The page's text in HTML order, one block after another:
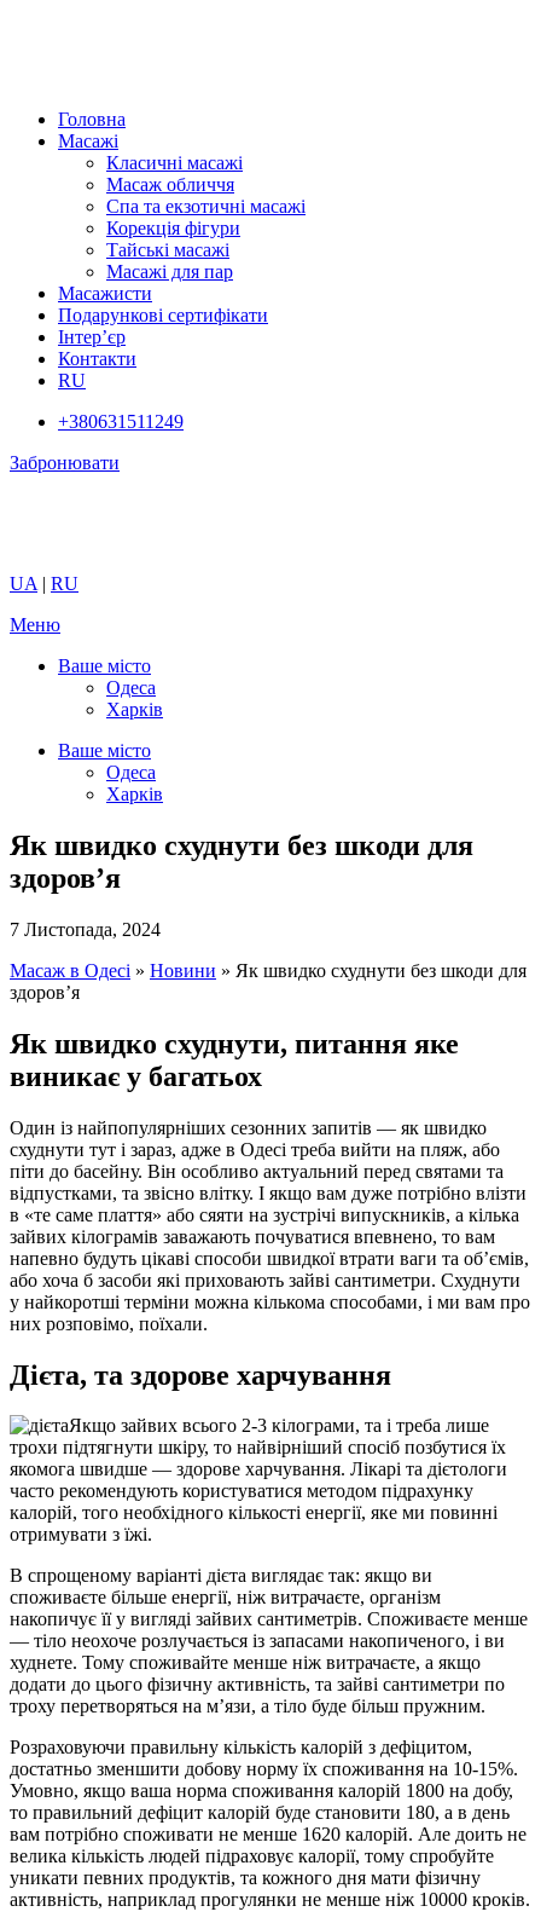
Головна
Масажі
Класичні масажі
Масаж обличчя
Спа та екзотичні масажі
Корекція фігури
Тайські масажі
Масажі для пар
Масажисти
Подарункові сертифікати
Інтер’єр
Контакти
RU
+380631511249
Забронювати
UA | RU
Меню
Ваше місто
Одеса
Харків
Ваше місто
Одеса
Харків
Як швидко схуднути без шкоди для
здоров’я
7 Листопада, 2024
Масаж в Одесі » Новини » Як швидко схуднути без шкоди для
здоров’я
Як швидко схуднути, питання яке
виникає у багатьох
Один із найпопулярніших сезонних запитів ― як швидко
схуднути тут і зараз, адже в Одесі треба вийти на пляж, або
піти до басейну. Він особливо актуальний перед святами та
відпустками, та звісно влітку. І якщо вам дуже потрібно влізти
в «те саме плаття» або сяяти на зустрічі випускників, а кілька
зайвих кілограмів заважають почуватися впевнено, то вам
напевно будуть цікаві способи швидкої втрати ваги та об’ємів,
або хоча б засоби які приховають зайві сантиметри. Схуднути
у найкоротші терміни можна кількома способами, і ми вам про
них розповімо, поїхали.
Дієта, та здорове харчування
Якщо зайвих всього 2-3 кілограми, та і треба лише
трохи підтягнути шкіру, то найвірніший спосіб позбутися їх
якомога швидше ― здорове харчування. Лікарі та дієтологи
часто рекомендують користуватися методом підрахунку
калорій, того необхідного кількості енергії, яке ми повинні
отримувати з їжі.
В спрощеному варіанті дієта виглядає так: якщо ви
споживаєте більше енергії, ніж витрачаєте, організм
накопичує її у вигляді зайвих сантиметрів. Споживаєте менше
― тіло неохоче розлучається із запасами накопиченого, і ви
худнете. Тому споживайте менше ніж витрачаєте, а якщо
додати до цього фізичну активність, та зайві сантиметри по
троху перетворяться на м’язи, а тіло буде більш пружним.
Розраховуючи правильну кількість калорій з дефіцитом,
достатньо зменшити добову норму їх споживання на 10-15%.
Умовно, якщо ваша норма споживання калорій 1800 на добу,
то правильний дефіцит калорій буде становити 180, а в день
вам потрібно споживати не менше 1620 калорій. Але доить не
велика кількість людей підраховує калорії, тому спробуйте
уникати певних продуктів, та кожного дня мати фізичну
активність, наприклад прогулянки не менше ніж 10000 кроків.